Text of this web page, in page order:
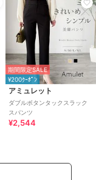
期間限定SALE
¥200ｸｰﾎﾟﾝ
アミュレット
ダブルボタンタックスラック
スパンツ
¥2,544